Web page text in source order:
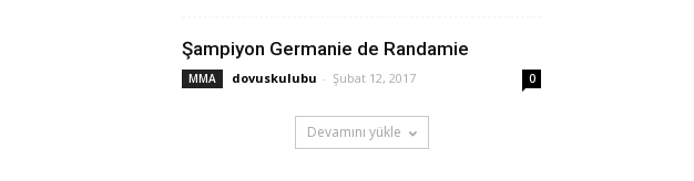
Şampiyon Germanie de Randamie
MMA dovuskulubu - Şubat 12, 2017 0
Devamını yükle